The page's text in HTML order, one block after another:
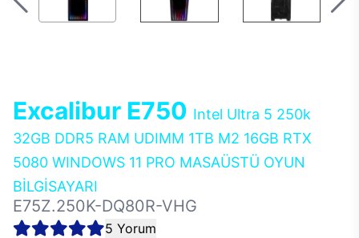
Excalibur E750 Intel Ultra 5 250k
32GB DDR5 RAM UDIMM 1TB M2 16GB RTX
5080 WINDOWS 11 PRO MASAÜSTÜ OYUN
BİLGİSAYARI
E75Z.250K-DQ80R-VHG
5 Yorum